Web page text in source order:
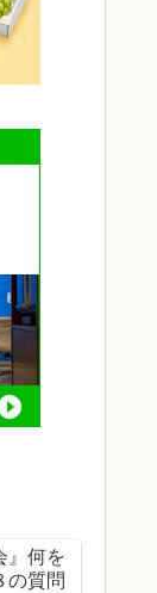
』何を
の質問